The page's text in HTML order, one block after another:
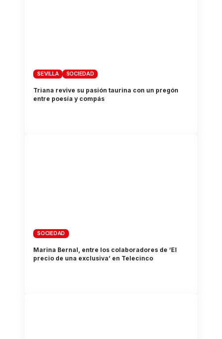
SEVILLA SOCIEDAD
Triana revive su pasión taurina con un pregón
entre poesía y compás
SOCIEDAD
Marina Bernal, entre los colaboradores de ‘El
precio de una exclusiva’ en Telecinco